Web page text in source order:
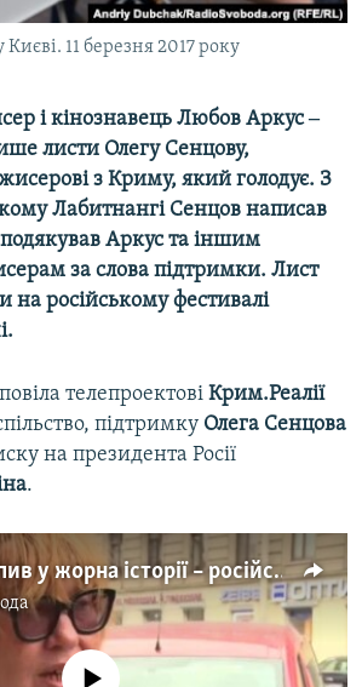
11 березня 2017 року
і кінознавець Любов Аркус ‒
листи Олегу Сенцову,
з Криму, який голодує. З
Лабитнангі Сенцов написав
подякував Аркус та іншим
за слова підтримки. Лист
на російському фестивалі
телепроектові Крим.Реалії
підтримку Олега Сенцова
на президента Росії
.
Сенцов потрапив у жорна історії – російський режисер (відео)
source currently available